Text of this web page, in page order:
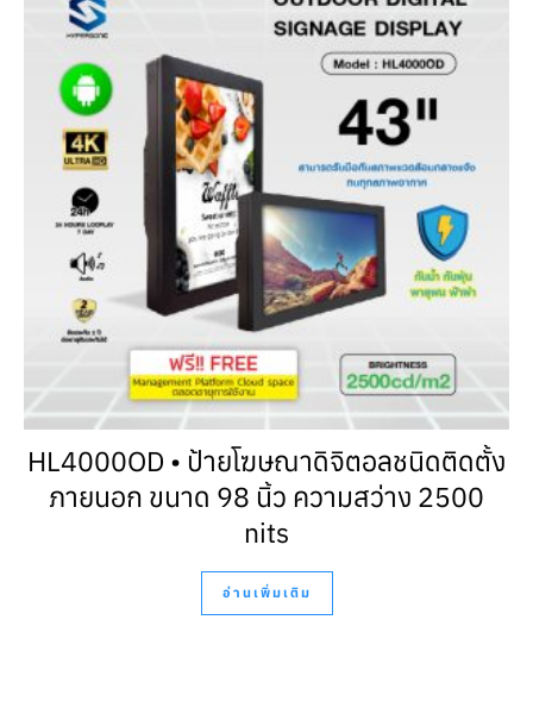
HL4000OD • ป้ายโฆษณาดิจิตอลชนิดติดตั้ง
ภายนอก ขนาด 98 นิ้ว ความสว่าง 2500
nits
อ่านเพิ่มเติม